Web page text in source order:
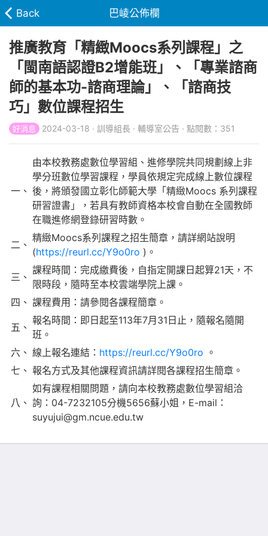
Back 巴崚公佈欄
推廣教育「精緻Moocs系列課程」之
「閩南語認證B2增能班」、「專業諮商
師的基本功-諮商理論」、「諮商技
巧」數位課程招生
好消息 2024-03-18 · 訓導組長 · 輔導室公告 · 點閱數：351
一、
由本校教務處數位學習組、進修學院共同規劃線上非
學分班數位學習課程，學員依規定完成線上數位課程
後，將頒發國立彰化師範大學「精緻Moocs 系列課程
研習證書」，若具有教師資格本校會自動在全國教師
在職進修網登錄研習時數。
二、
精緻Moocs系列課程之招生簡章，請詳網站說明
(https://reurl.cc/Y9o0ro )。
三、
課程時間：完成繳費後，自指定開課日起算21天，不
限時段，隨時至本校雲端學院上課。
四、 課程費用：請參閱各課程簡章。
五、
報名時間：即日起至113年7月31日止，隨報名隨開
班。
六、 線上報名連結： https://reurl.cc/Y9o0ro 。
七、 報名方式及其他課程資訊請詳閱各課程招生簡章。
八、
如有課程相關問題，請向本校教務處數位學習組洽
詢：04-7232105分機5656蘇小姐，E-mail：
suyujui@gm.ncue.edu.tw